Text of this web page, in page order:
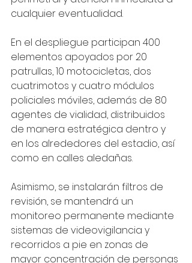
cualquier eventualidad.
En el despliegue participan 400
elementos apoyados por 20
patrullas, 10 motocicletas, dos
cuatrimotos y cuatro módulos
policiales móviles, además de 80
agentes de vialidad, distribuidos
de manera estratégica dentro y
en los alrededores del estadio, así
como en calles aledañas.
Asimismo, se instalarán filtros de
revisión, se mantendrá un
monitoreo permanente mediante
sistemas de videovigilancia y
recorridos a pie en zonas de
mayor concentración de personas